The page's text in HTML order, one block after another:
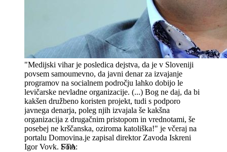
"Medijski vihar je posledica dejstva, da je v Sloveniji
povsem samoumevno, da javni denar za izvajanje
programov na socialnem področju lahko dobijo le
levičarske nevladne organizacije. (...) Bog ne daj, da bi
kakšen družbeno koristen projekt, tudi s podporo
javnega denarja, poleg njih izvajala še kakšna
organizacija z drugačnim pristopom in vrednotami, še
posebej ne krščanska, oziroma katoliška!" je včeraj na
portalu Domovina.je zapisal direktor Zavoda Iskreni
Igor Vovk. STA